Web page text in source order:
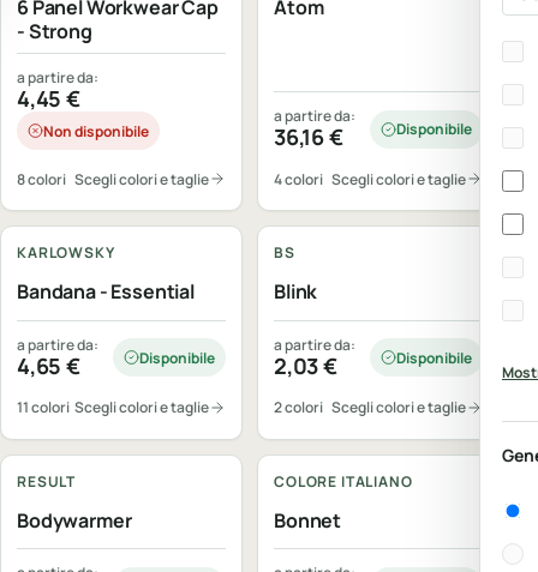
6 Panel Workwear Cap
- Strong
a partire da:
4,45€
Non disponibile
8 colori Scegli colori e taglie
Atom
a partire da:
36,16€ Disponibile
4 colori Scegli colori e taglie
KARLOWSKY
Bandana - Essential
a partire da:
4,65€ Disponibile
11 colori Scegli colori e taglie
BS
Blink
a partire da:
2,03€ Disponibile
2 colori Scegli colori e taglie
RESULT
Bodywarmer
COLORE ITALIANO
Bonnet